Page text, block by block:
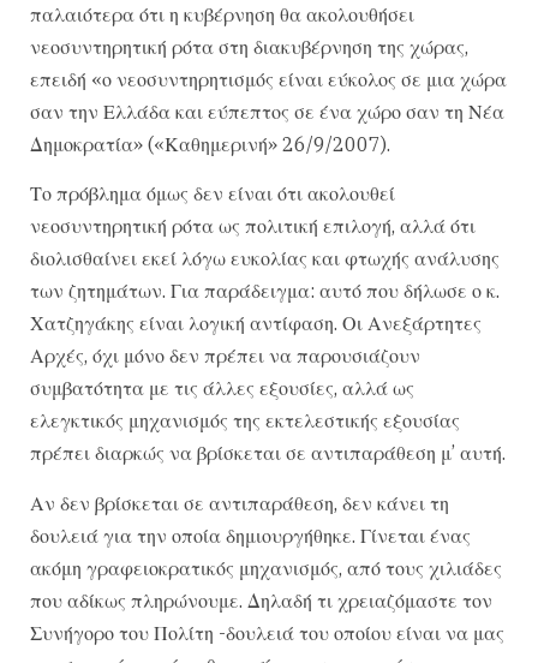
παλαιότερα ότι η κυβέρνηση θα ακολουθήσει
νεοσυντηρητική ρότα στη διακυβέρνηση της χώρας,
επειδή «ο νεοσυντηρητισμός είναι εύκολος σε μια χώρα
σαν την Ελλάδα και εύπεπτος σε ένα χώρο σαν τη Νέα
Δημοκρατία» («Καθημερινή» 26/9/2007).
Το πρόβλημα όμως δεν είναι ότι ακολουθεί
νεοσυντηρητική ρότα ως πολιτική επιλογή, αλλά ότι
διολισθαίνει εκεί λόγω ευκολίας και φτωχής ανάλυσης
των ζητημάτων. Για παράδειγμα: αυτό που δήλωσε ο κ.
Χατζηγάκης είναι λογική αντίφαση. Οι Ανεξάρτητες
Αρχές, όχι μόνο δεν πρέπει να παρουσιάζουν
συμβατότητα με τις άλλες εξουσίες, αλλά ως
ελεγκτικός μηχανισμός της εκτελεστικής εξουσίας
πρέπει διαρκώς να βρίσκεται σε αντιπαράθεση μ’ αυτή.
Αν δεν βρίσκεται σε αντιπαράθεση, δεν κάνει τη
δουλειά για την οποία δημιουργήθηκε. Γίνεται ένας
ακόμη γραφειοκρατικός μηχανισμός, από τους χιλιάδες
που αδίκως πληρώνουμε. Δηλαδή τι χρειαζόμαστε τον
Συνήγορο του Πολίτη -δουλειά του οποίου είναι να μας